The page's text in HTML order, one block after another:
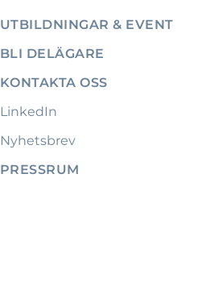
UTBILDNINGAR & EVENT
BLI DELÄGARE
KONTAKTA OSS
LinkedIn
Nyhetsbrev
PRESSRUM